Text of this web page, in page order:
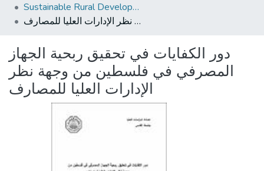
Sustainable Rural Development التنمية الريفية المستدامة
دور الكفايات في تحقيق ربحية الجهاز المصرفي في فلسطين من وجهة نظر الإدارات العليا للمصارف
دور الكفايات في تحقيق ربحية الجهاز
المصرفي في فلسطين من وجهة نظر
الإدارات العليا للمصارف